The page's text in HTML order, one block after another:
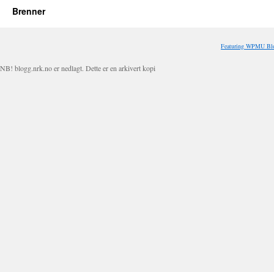
Brenner
Featuring WPMU
NB! blogg.nrk.no er nedlagt. Dette er en arkivert kopi